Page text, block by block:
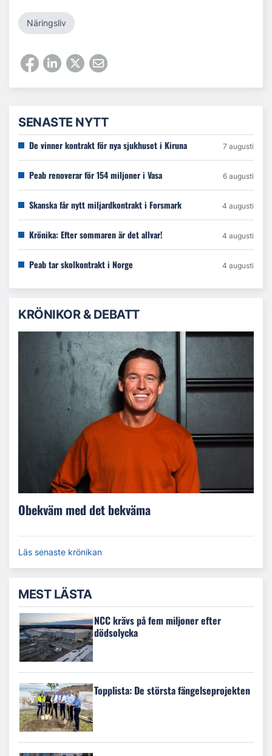
Näringsliv
SENASTE NYTT
De vinner kontrakt för nya sjukhuset i Kiruna 7 augusti
Peab renoverar för 154 miljoner i Vasa 6 augusti
Skanska får nytt miljardkontrakt i Forsmark 4 augusti
Krönika: Efter sommaren är det allvar! 4 augusti
Peab tar skolkontrakt i Norge 4 augusti
KRÖNIKOR & DEBATT
Obekväm med det bekväma
Läs senaste krönikan
MEST LÄSTA
NCC krävs på fem miljoner efter
dödsolycka
Topplista: De största fängelseprojekten